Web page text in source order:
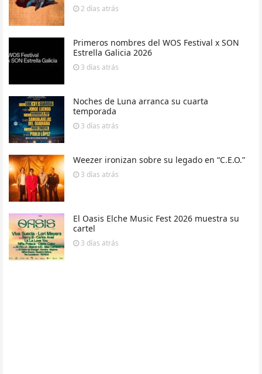
2 días atrás
Primeros nombres del WOS Festival x SON
Estrella Galicia 2026
3 días atrás
Noches de Luna arranca su cuarta
temporada
3 días atrás
Weezer ironizan sobre su legado en “C.E.O.”
3 días atrás
El Oasis Elche Music Fest 2026 muestra su
cartel
3 días atrás